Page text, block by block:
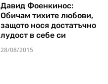
Давид Фоенкинос:
Обичам тихите любови,
защото нося достатъчно
лудост в себе си
28/08/2015